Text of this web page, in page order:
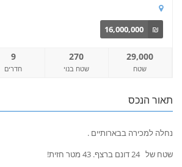
₪
16,000,000
29,000
שטח
270
שטח בנוי
9
חדרים
תאור הנכס
נחלה למכירה בבארותיים .
שטח של 24 דונם ברצף. 43 מטר חזית!